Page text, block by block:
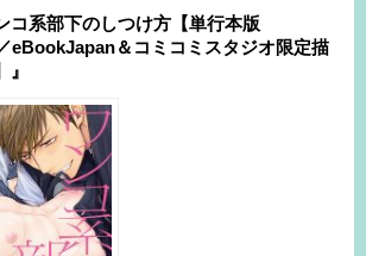
コ系部下のしつけ方【単行本版
eBookJapan＆コミコミスタジオ限定描